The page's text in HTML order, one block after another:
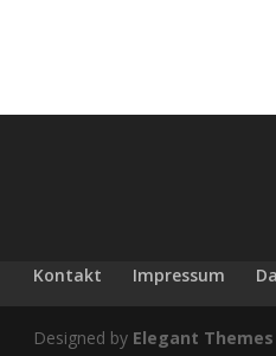
Kontakt Impressum
Designed by Elegant Themes